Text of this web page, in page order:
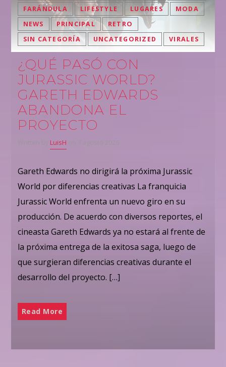
FARÁNDULA
LIFESTYLE LUGARES
MODA
NEWS
PRINCIPAL
RETRO
SIN CATEGORÍA
UNCATEGORIZED VIRALES
¿QUÉ PASÓ CON
JURASSIC WORLD?
GARETH EDWARDS
ABANDONA EL
PROYECTO
Written by LuisH on 7 agosto 2026
Gareth Edwards no dirigirá la próxima Jurassic
World por diferencias creativas La franquicia
Jurassic World enfrenta un nuevo giro en su
producción. De acuerdo con diversos reportes, el
cineasta Gareth Edwards ya no estará al frente de
la próxima entrega de la exitosa saga, luego de
que surgieran diferencias creativas durante el
desarrollo del proyecto. […]
Read More